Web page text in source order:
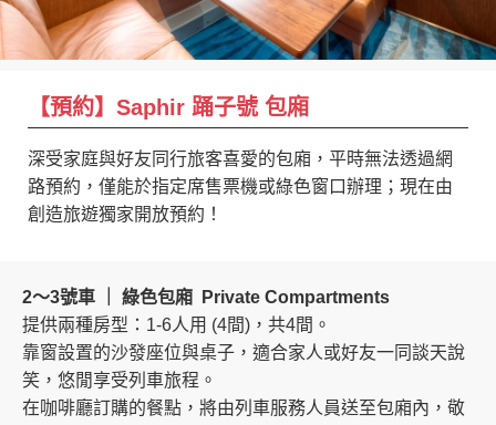
創造旅遊
【預約】Saphir 踊子號 包廂
深受家庭與好友同行旅客喜愛的包廂，平時無法透過網
路預約，僅能於指定席售票機或綠色窗口辦理；現在由
創造旅遊獨家開放預約！
2～3號車 ｜ 綠色包廂 Private Compartments
提供兩種房型：1-6人用 (4間)，共4間。
靠窗設置的沙發座位與桌子，適合家人或好友一同談天說
笑，悠閒享受列車旅程。
在咖啡廳訂購的餐點，將由列車服務人員送至包廂內，敬